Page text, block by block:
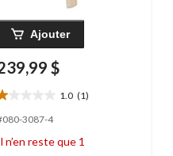
Ajouter
$
1.0 (1)
3087-4
n’en reste que 1